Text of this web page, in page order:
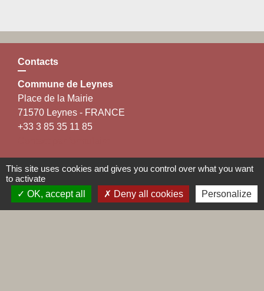
Contacts
Commune de Leynes
Place de la Mairie
71570 Leynes - FRANCE
+33 3 85 35 11 85
Liens
This site uses cookies and gives you control over what you want
to activate
OK, accept all
Deny all cookies Personalize